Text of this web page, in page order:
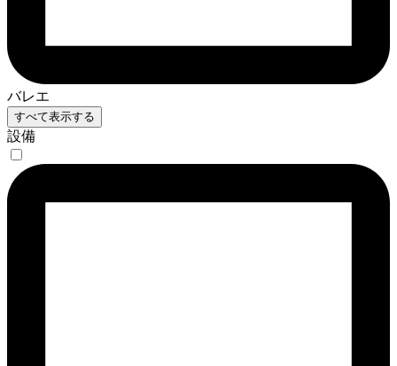
バレエ
すべて表示する
設備